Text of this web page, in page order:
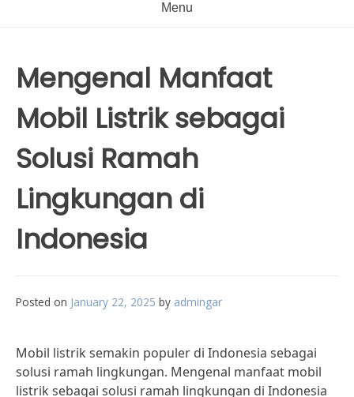
Menu
Mengenal Manfaat
Mobil Listrik sebagai
Solusi Ramah
Lingkungan di
Indonesia
Posted on January 22, 2025 by admingar
Mobil listrik semakin populer di Indonesia sebagai
solusi ramah lingkungan. Mengenal manfaat mobil
listrik sebagai solusi ramah lingkungan di Indonesia